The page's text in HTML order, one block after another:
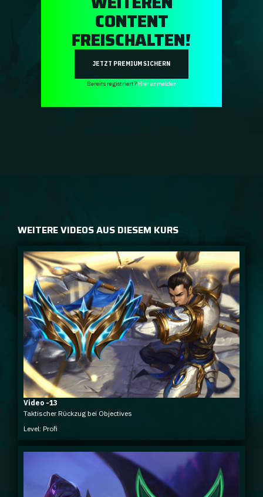
CONTENT
FREISCHALTEN!
JETZT PREMIUM SICHERN
Bereits registriert? Hier anmelden
WEITERE VIDEOS AUS DIESEM KURS
Video -13
Taktischer Rückzug bei Objectives
Level: Profi